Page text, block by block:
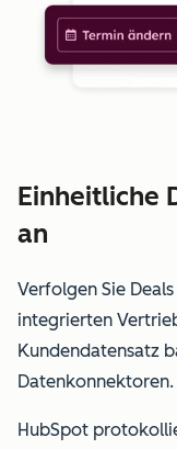
Einheitliche
an
Verfolgen Sie
integrierten
Kundendatensatz
Datenkonnektoren.
HubSpot